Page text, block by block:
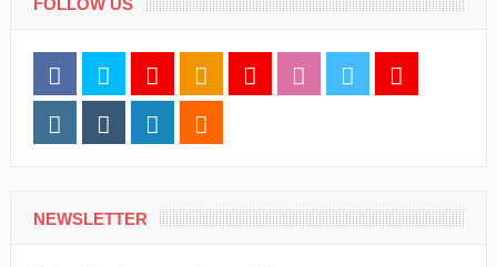
FOLLOW US
NEWSLETTER